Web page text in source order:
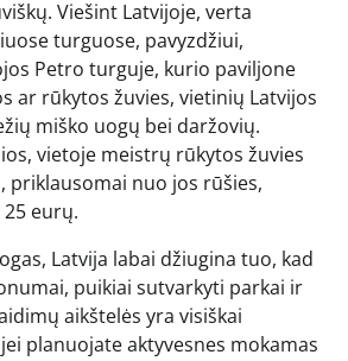
Viešint Latvijoje, verta
turguose, pavyzdžiui,
Petro turguje, kurio paviljone
ar rūkytos žuvies, vietinių Latvijos
miško uogų bei daržovių.
vietoje meistrų rūkytos žuvies
priklausomai nuo jos rūšies,
eurų.
Latvija labai džiugina tuo, kad
puikiai sutvarkyti parkai ir
aikštelės yra visiškai
planuojate aktyvesnes mokamas